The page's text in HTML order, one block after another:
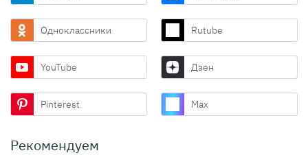
Одноклассники Rutube
YouTube Дзен
Pinterest Max
Рекомендуем